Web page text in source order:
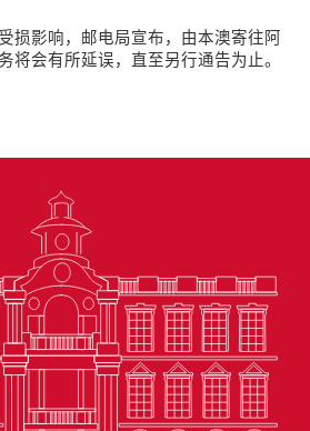
损影响，邮电局宣布，由本澳寄往阿
将会有所延误，直至另行通告为止。